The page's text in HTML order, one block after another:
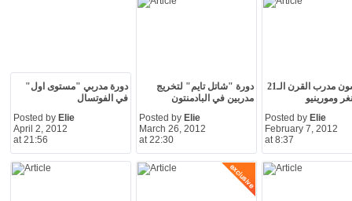
دورة مدربي "مستوى اول"
في الفوتسال
Posted by Elie
April 2, 2012
at 21:56
دورة "شاتل تايم" لتخريج
مدربين في البادمنتون
Posted by Elie
March 26, 2012
at 22:30
فيرغيسون مدرب القرن الـ21
ومورينيو
Posted by Elie
February 7, 2012
at 8:37